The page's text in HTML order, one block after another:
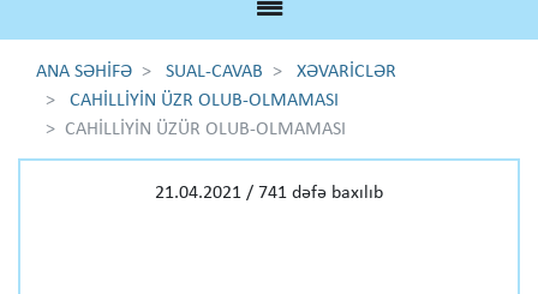
ANA SƏHİFƏ SUAL-CAVAB
XƏVARİCLƏR
CAHİLLİYİN ÜZR OLUB-OLMAMASI
CAHİLLİYİN ÜZÜR OLUB-OLMAMASI
21.04.2021 / 741 dəfə baxılıb